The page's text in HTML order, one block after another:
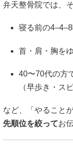
弁天整骨院では、
寝る前の
首・肩・胸を
40〜70代の方
（早歩き・ス
など、「やること
先順位を絞ってお